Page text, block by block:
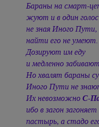
Бараны на смарт-
жуют и в один
не зная Иного Пути,
найти его не умеют.
Дозируют им еду
и медленно
Но хвалят бараны
Иного Пути не
Их невозможноС-
ибо в загон загоняет
пастырь, а стадо